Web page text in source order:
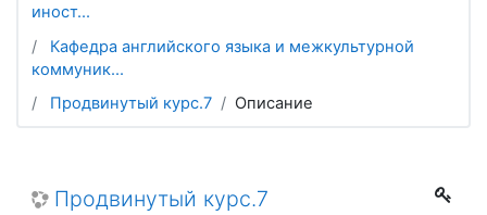
иност...
Кафедра английского языка и межкультурной
коммуник...
Продвинутый курс.7
Описание
Продвинутый курс.7